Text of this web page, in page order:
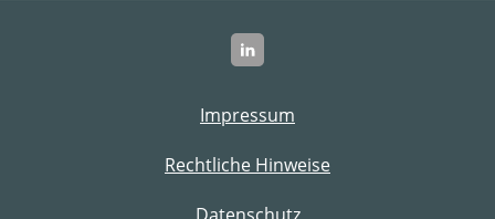
Impressum
Rechtliche Hinweise